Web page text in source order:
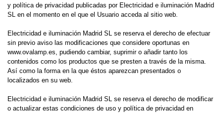
y política de privacidad publicadas por Electricidad e iluminación Madrid
SL en el momento en el que el Usuario acceda al sitio web.
Electricidad e iluminación Madrid SL se reserva el derecho de efectuar
sin previo aviso las modificaciones que considere oportunas en
www.ovalamp.es, pudiendo cambiar, suprimir o añadir tanto los
contenidos como los productos que se presten a través de la misma.
Así como la forma en la que éstos aparezcan presentados o
localizados en su web.
Electricidad e iluminación Madrid SL se reserva el derecho de modificar
o actualizar estas condiciones de uso y política de privacidad en